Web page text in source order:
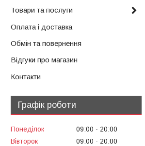
Товари та послуги
Оплата і доставка
Обмін та повернення
Відгуки про магазин
Контакти
Графік роботи
Понеділок 09:00
20:00
Вівторок
09:00
20:00